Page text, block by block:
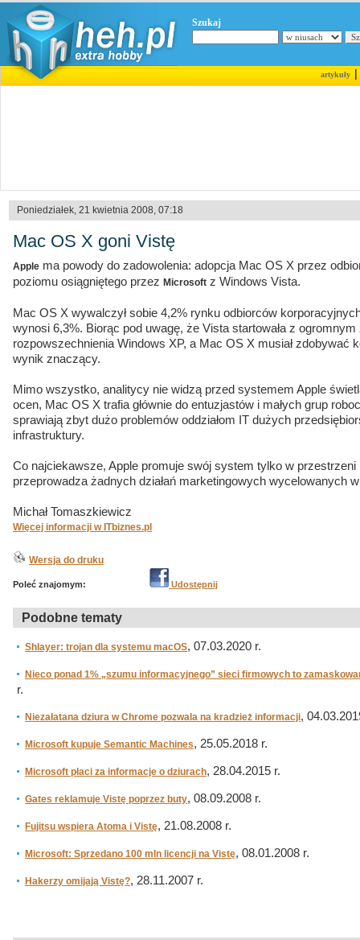
Szukaj
artykuły|
Poniedziałek, 21 kwietnia 2008, 07:18
Mac OS X goni Vistę
Apple ma powody do zadowolenia: adopcja Mac OS X przez
poziomu osiągniętego przez Microsoft z Windows Vista.
Mac OS X wywalczył sobie 4,2% rynku odbiorców
wynosi 6,3%. Biorąc pod uwagę, że Vista startowała z
rozpowszechnienia Windows XP, a Mac OS X musiał zdobywać
wynik znaczący.
Mimo wszystko, analitycy nie widzą przed systemem Apple
ocen, Mac OS X trafia głównie do entuzjastów i małych grup
sprawiają zbyt dużo problemów oddziałom IT dużych
infrastruktury.
Co najciekawsze, Apple promuje swój system tylko w
przeprowadza żadnych działań marketingowych wycelowanych
Michał Tomaszkiewicz
Więcej informacji w ITbiznes.pl
Wersja do druku
Poleć znajomym: Udostępnij
Podobne tematy
Shlayer: trojan dla systemu macOS, 07.03.2020 r.
Nieco ponad 1% „szumu informacyjnego” sieci firmowych to
r.
Niezałatana dziura w Chrome pozwala na kradzież informacji,
Microsoft kupuje Semantic Machines, 25.05.2018 r.
Microsoft płaci za informacje o dziurach, 28.04.2015 r.
Gates reklamuje Vistę poprzez buty, 08.09.2008 r.
Fujitsu wspiera Atoma i Vistę, 21.08.2008 r.
Microsoft: Sprzedano 100 mln licencji na Vistę, 08.01.2008 r.
Hakerzy omijają Vistę?, 28.11.2007 r.